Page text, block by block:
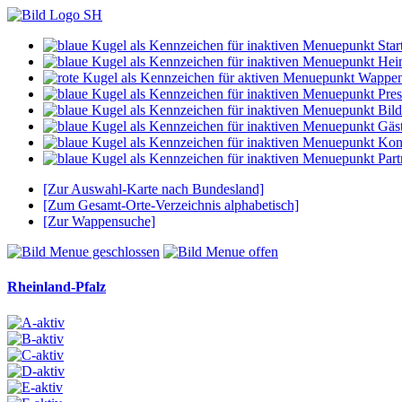
[Zur Auswahl-Karte nach Bundesland]
[Zum Gesamt-Orte-Verzeichnis alphabetisch]
[Zur Wappensuche]
Rheinland-Pfalz